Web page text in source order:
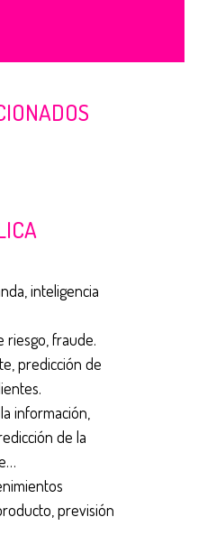
inteligencia
riesgo, fraude.
predicción de
información,
de la
previsión